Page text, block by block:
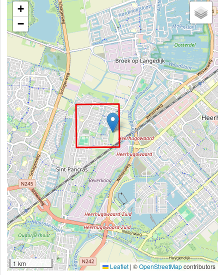
+
−
1 km Leaflet | ©OpenStreetMapcontributors